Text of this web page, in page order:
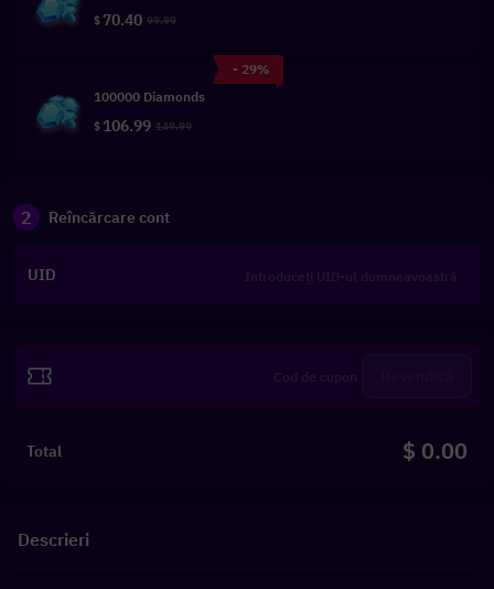
$ 70.40 99.99
- 29%
100000 Diamonds
$ 106.99 149.99
2 Reîncărcare cont
UID
Total $ 0.00
Descrieri